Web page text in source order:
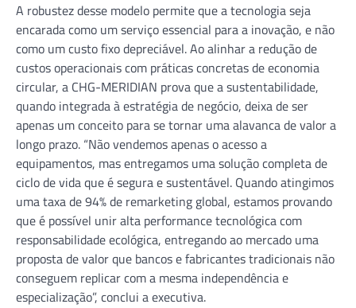
A robustez desse modelo permite que a tecnologia seja
encarada como um serviço essencial para a inovação, e não
como um custo fixo depreciável. Ao alinhar a redução de
custos operacionais com práticas concretas de economia
circular, a CHG-MERIDIAN prova que a sustentabilidade,
quando integrada à estratégia de negócio, deixa de ser
apenas um conceito para se tornar uma alavanca de valor a
longo prazo. “Não vendemos apenas o acesso a
equipamentos, mas entregamos uma solução completa de
ciclo de vida que é segura e sustentável. Quando atingimos
uma taxa de 94% de remarketing global, estamos provando
que é possível unir alta performance tecnológica com
responsabilidade ecológica, entregando ao mercado uma
proposta de valor que bancos e fabricantes tradicionais não
conseguem replicar com a mesma independência e
especialização”, conclui a executiva.